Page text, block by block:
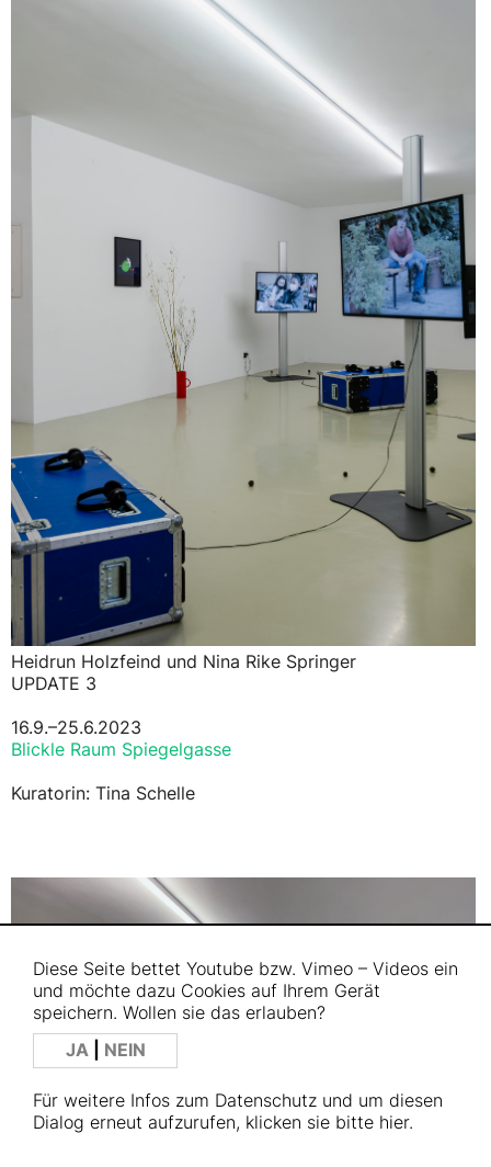
Diese Seite bettet Youtube bzw. Vimeo – Videos ein
und möchte dazu Cookies auf Ihrem Gerät
speichern. Wollen sie das erlauben?
JA
NEIN
Für weitere Infos zum Datenschutz und um diesen
Dialog erneut aufzurufen, klicken sie bitte hier.
Heidrun Holzfeind und Nina Rike Springer
UPDATE 3
16.9.–25.6.2023
Blickle Raum Spiegelgasse
Kuratorin: Tina Schelle